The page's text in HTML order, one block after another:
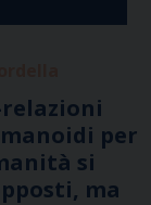
per
si
ma